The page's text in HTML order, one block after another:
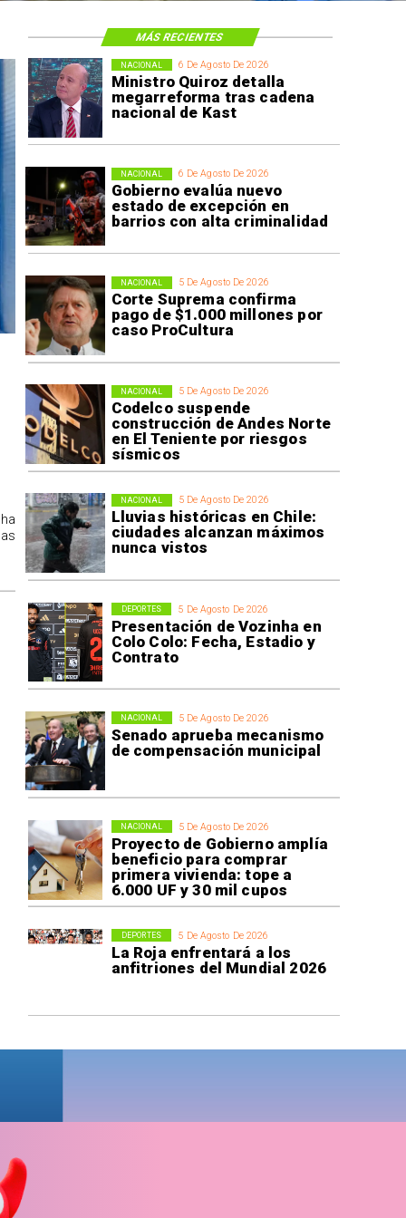
6 De Agosto De 2026
Ministro Quiroz detalla
megarreforma tras cadena
nacional de Kast
NACIONAL
6 De Agosto De 2026
Gobierno evalúa nuevo
estado de excepción en
barrios con alta criminalidad
NACIONAL
5 De Agosto De 2026
Corte Suprema confirma
pago de $1.000 millones por
caso ProCultura
NACIONAL
5 De Agosto De 2026
Codelco suspende
construcción de Andes Norte
en El Teniente por riesgos
sísmicos
NACIONAL
5 De Agosto De 2026
Lluvias históricas en Chile:
ciudades alcanzan máximos
nunca vistos
NACIONAL
5 De Agosto De 2026
Presentación de Vozinha en
Colo Colo: Fecha, Estadio y
Contrato
DEPORTES
5 De Agosto De 2026
Senado aprueba mecanismo
de compensación municipal
NACIONAL
5 De Agosto De 2026
Proyecto de Gobierno amplía
beneficio para comprar
primera vivienda: tope a
6.000 UF y 30 mil cupos
NACIONAL
5 De Agosto De 2026
La Roja enfrentará a los
anfitriones del Mundial 2026
DEPORTES
MÁS RECIENTES